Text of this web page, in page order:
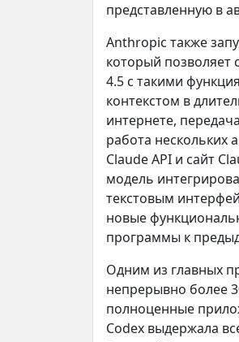
представленную в
Anthropic также
который позволяет
4.5 с такими
контекстом в
интернете,
работа нескольких
Claude API и сайт
модель
текстовым
новые
программы к
Одним из главных
непрерывно более
полноценные
Codex выдержала